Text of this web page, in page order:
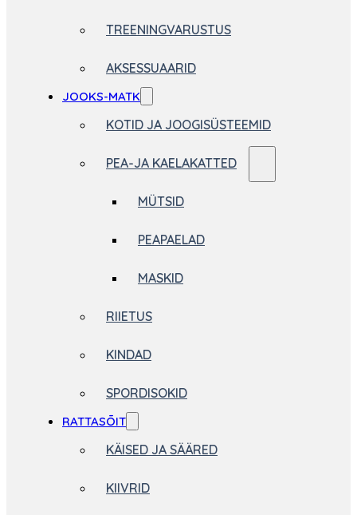
TREENINGVARUSTUS
AKSESSUAARID
JOOKS-MATK
KOTID JA JOOGISÜSTEEMID
PEA-JA KAELAKATTED
MÜTSID
PEAPAELAD
MASKID
RIIETUS
KINDAD
SPORDISOKID
RATTASÕIT
KÄISED JA SÄÄRED
KIIVRID